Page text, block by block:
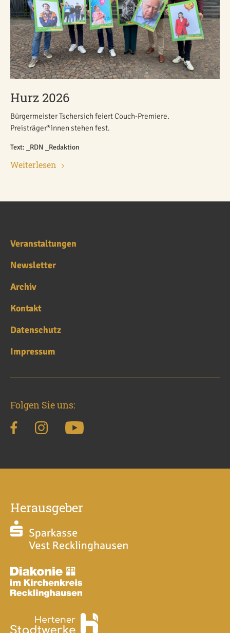
Hurz 2026
Bürgermeister Tschersich feiert Couch-Premiere.
Preisträger*innen stehen fest.
Text: _RDN _Redaktion
Weiterlesen
Veranstaltungen
Newsletter
Archiv
Kontakt
Datenschutz
Impressum
Folgen Sie uns:
Herausgeber